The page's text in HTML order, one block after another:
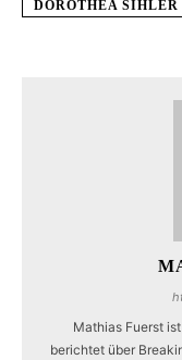
DOROTHEA SIHLER
Mathias Fuerst
berichtet über